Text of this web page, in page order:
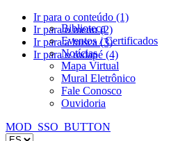
Ir para o conteúdo (1)
Ir para o menu (2)
Ir para a busca (3)
Ir para o rodapé (4)
Biblioteca
Eventos / Certificados
Notícias
Mapa Virtual
Mural Eletrônico
Fale Conosco
Ouvidoria
MOD_SSO_BUTTON